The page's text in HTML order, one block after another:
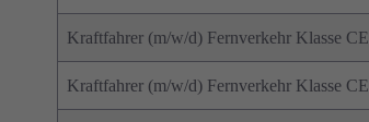
Kraftfahrer (m/w/d) Fernverkehr Klasse CE
Kraftfahrer (m/w/d) Fernverkehr Klasse CE